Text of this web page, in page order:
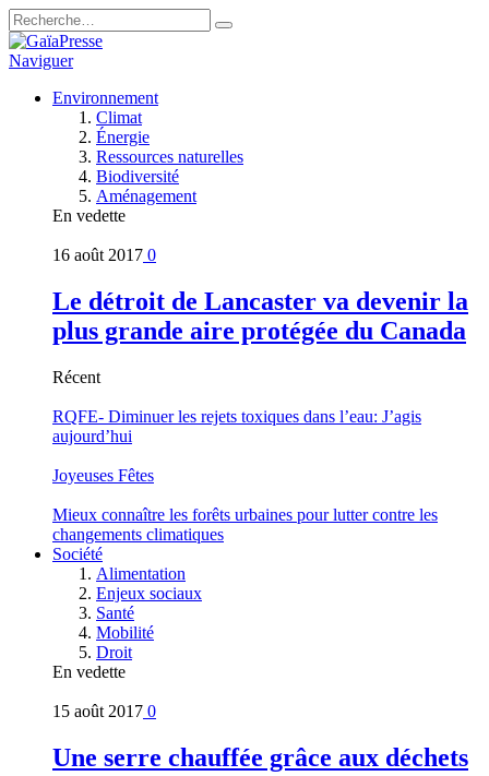
Naviguer
Environnement
Climat
Énergie
Ressources naturelles
Biodiversité
Aménagement
En vedette
16 août 2017 0
Le détroit de Lancaster va devenir la
plus grande aire protégée du Canada
Récent
RQFE- Diminuer les rejets toxiques dans l’eau: J’agis
aujourd’hui
Joyeuses Fêtes
Mieux connaître les forêts urbaines pour lutter contre les
changements climatiques
Société
Alimentation
Enjeux sociaux
Santé
Mobilité
Droit
En vedette
15 août 2017 0
Une serre chauffée grâce aux déchets